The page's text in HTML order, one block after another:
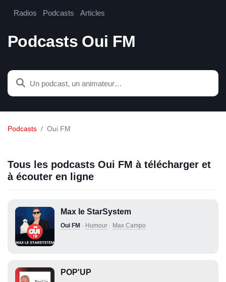
Radios Podcasts Articles
Podcasts Oui FM
Podcasts Oui FM
Tous les podcasts Oui FM à télécharger et
à écouter en ligne
Max le StarSystem
Oui FM · Humour · Max Campo
POP'UP